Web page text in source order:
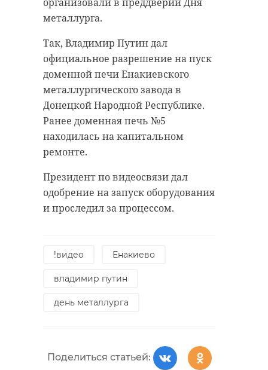
металлурга.
Так, Владимир Путин дал
официальное разрешение на пуск
доменной печи Енакиевского
металлургического завода в
Донецкой Народной Республике.
Ранее доменная печь №5
находилась на капитальном
ремонте.
Президент по видеосвязи дал
одобрение на запуск оборудования
и проследил за процессом.
!видео Енакиево
владимир путин
день металлурга
Поделиться статьей:
укрепили обочины, поменяли
также нанесли разметку.
В Тосненском районе по данным
на понедельник, 15 июля, также
завершается второй крупный
дорожный ремонт между
Аннолово и трассой "Южное
полукольцо".
Фото: Анастасия
Илюшина\47channel
тосненский район
войскорово
Кроме того, продолжают
высаженные в 2024 году.